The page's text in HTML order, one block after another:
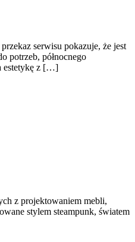
serwisu pokazuje, że jest
potrzeb, północnego
estetykę z […]
z projektowaniem mebli,
stylem steampunk, światem